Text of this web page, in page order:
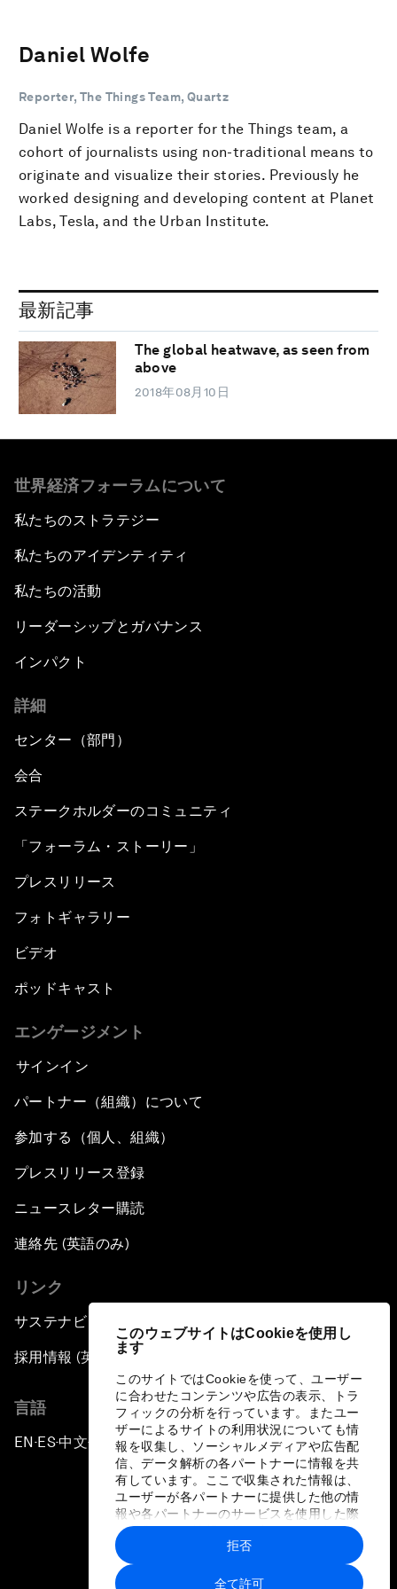
このウェブサイトはCookieを使用し
ます
このサイトではCookieを使って、ユーザー
に合わせたコンテンツや広告の表示、トラ
フィックの分析を行っています。またユー
ザーによるサイトの利用状況についても情
報を収集し、ソーシャルメディアや広告配
信、データ解析の各パートナーに情報を共
有しています。ここで収集された情報は、
ユーザーが各パートナーに提供した他の情
報や各パートナーのサービスを使用した際
に収集された情報と組み合わされ、各パー
トナーによって使用されることがありま
す。
全て許可
拒否
Daniel Wolfe
Reporter, The Things Team, Quartz
Daniel Wolfe is a reporter for the Things team, a
cohort of journalists using non-traditional means to
originate and visualize their stories. Previously he
worked designing and developing content at Planet
Labs, Tesla, and the Urban Institute.
最新記事
The global heatwave, as seen from
above
2018年08月10日
世界経済フォーラムについて
私たちのストラテジー
私たちのアイデンティティ
私たちの活動
リーダーシップとガバナンス
インパクト
詳細
センター（部門）
会合
ステークホルダーのコミュニティ
「フォーラム・ストーリー」
プレスリリース
フォトギャラリー
ビデオ
ポッドキャスト
エンゲージメント
サインイン
パートナー（組織）について
参加する（個人、組織）
プレスリリース登録
ニュースレター購読
連絡先 (英語のみ)
リンク
サステナビリティへの取り組み
採用情報 (英語のみ)
言語
EN ▪ES▪中文▪ 日本語
プライバシーポリシーと利用規約